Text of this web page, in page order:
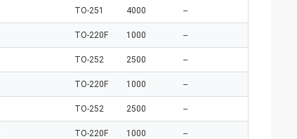
TO-251 4000 --
TO-220F 1000 --
TO-252 2500 --
TO-220F 1000 --
TO-252 2500 --
TO-220F 1000 --